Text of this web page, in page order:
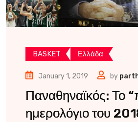
BASKET Ελλάδα
January 1, 2019 by
Παναθηναϊκός: Το
ημερολόγιο του